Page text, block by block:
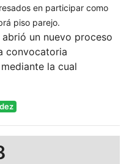
en participar como
piso parejo.
un nuevo proceso
convocatoria
la cual